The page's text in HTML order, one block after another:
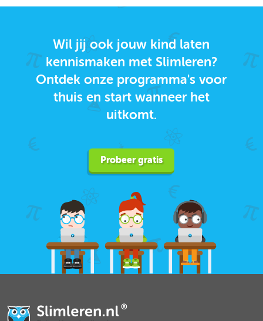
Wil jij ook jouw kind laten
kennismaken met Slimleren?
Ontdek onze programma's voor
thuis en start wanneer het
uitkomt.
Probeer gratis